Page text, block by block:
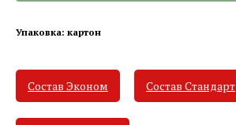
Упаковка: картон
Состав Эконом Состав Стандарт